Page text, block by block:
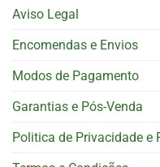
Aviso Legal
Encomendas e Envios
Modos de Pagamento
Garantias e Pós-Venda
Politica de Privacidade e